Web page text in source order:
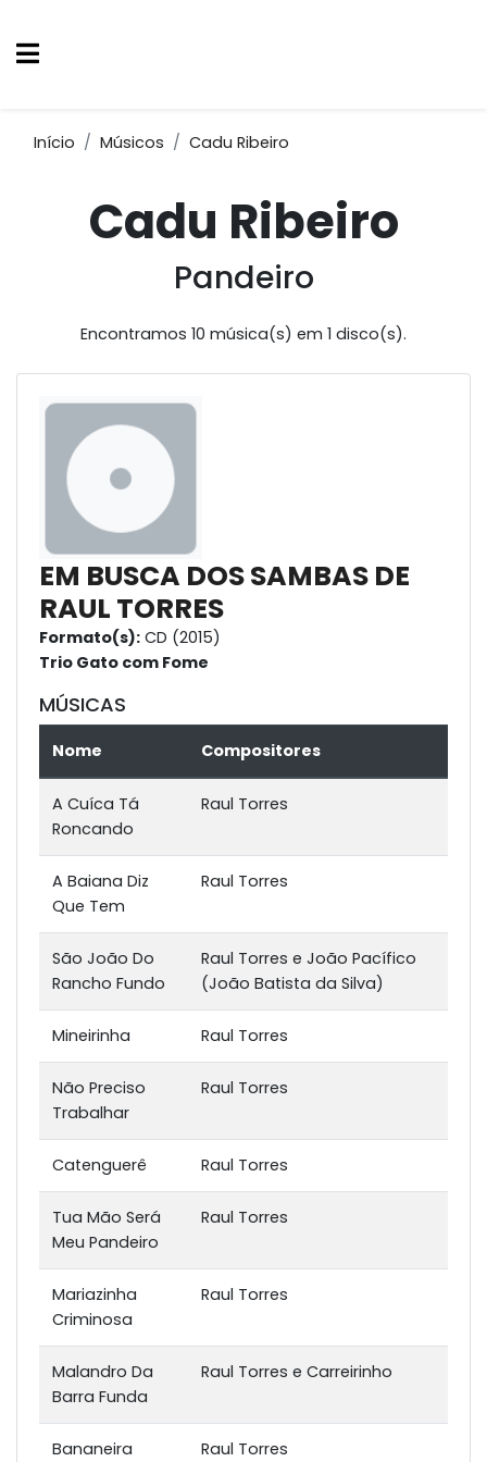
Início Músicos Cadu Ribeiro
Cadu Ribeiro
Pandeiro
Encontramos 10 música(s) em 1 disco(s).
EM BUSCA DOS SAMBAS DE
RAUL TORRES
Formato(s): CD (2015)
Trio Gato com Fome
MÚSICAS
Nome Compositores
A Cuíca Tá
Roncando
Raul Torres
A Baiana Diz
Que Tem
Raul Torres
São João Do
Rancho Fundo
Raul Torres e João Pacífico
(João Batista da Silva)
Mineirinha Raul Torres
Não Preciso
Trabalhar
Raul Torres
Catenguerê Raul Torres
Tua Mão Será
Meu Pandeiro
Raul Torres
Mariazinha
Criminosa
Raul Torres
Malandro Da
Barra Funda
Raul Torres e Carreirinho
Bananeira Raul Torres